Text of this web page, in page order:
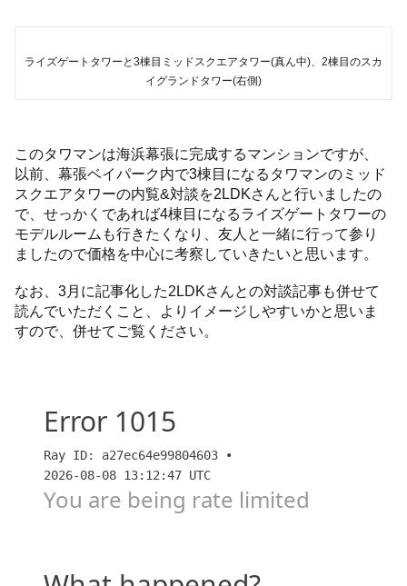
ライズゲートタワーと3棟目ミッドスクエアタワー(真ん中)、2棟目のスカ
イグランドタワー(右側)
このタワマンは海浜幕張に完成するマンションですが、
以前、幕張ベイパーク内で3棟目になるタワマンのミッド
スクエアタワーの内覧&対談を2LDKさんと行いましたの
で、せっかくであれば4棟目になるライズゲートタワーの
モデルルームも行きたくなり、友人と一緒に行って参り
ましたので価格を中心に考察していきたいと思います。
なお、3月に記事化した2LDKさんとの対談記事も併せて
読んでいただくこと、よりイメージしやすいかと思いま
すので、併せてご覧ください。
【内覧会訪問&対談】幕張ベイパーク ミッドスクエ
アタワーの内覧会に2LDKさんと参加！4棟目のライズ
ゲートタワーへの期待感は？！【前編】